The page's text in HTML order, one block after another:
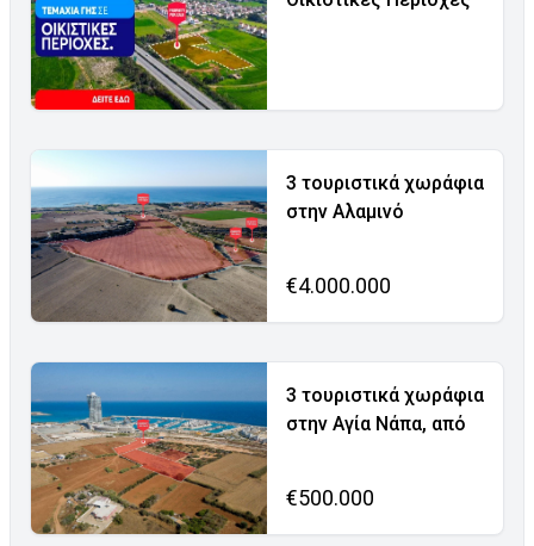
3 τουριστικά χωράφια
στην Αλαμινό
€4.000.000
3 τουριστικά χωράφια
στην Αγία Νάπα, από
€500.000